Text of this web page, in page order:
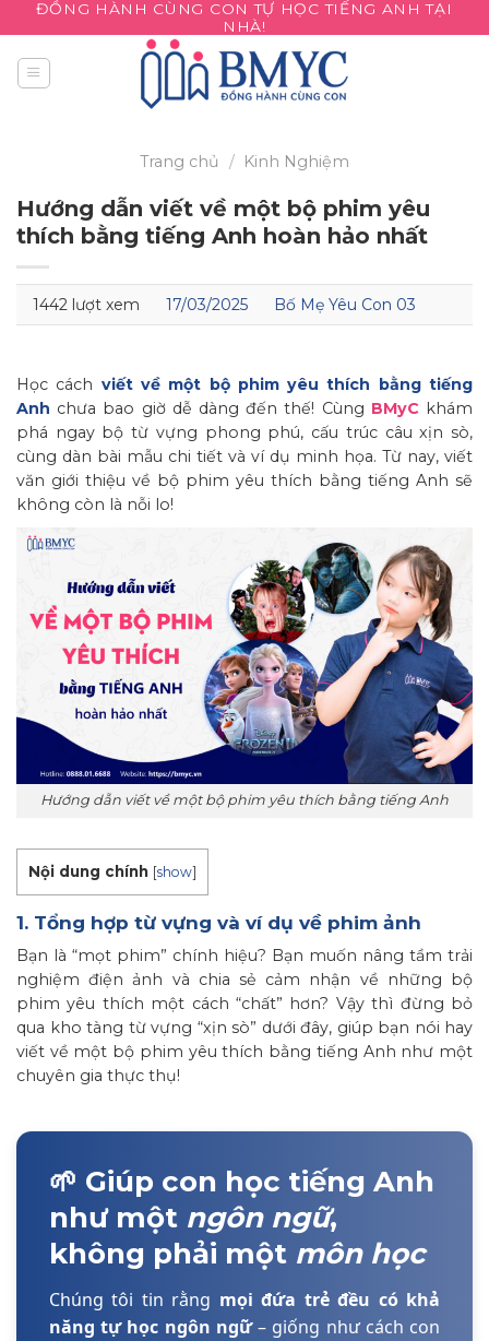
to
content
ĐỒNG HÀNH CÙNG CON TỰ HỌC TIẾNG ANH TẠI
NHÀ!
Trang chủ / Kinh Nghiệm
Hướng dẫn viết về một bộ phim yêu
thích bằng tiếng Anh hoàn hảo nhất
1442 lượt xem 17/03/2025 Bố Mẹ Yêu Con 03
Học cách viết về một bộ phim yêu thích bằng tiếng
Anh chưa bao giờ dễ dàng đến thế! Cùng BMyCkhám
phá ngay bộ từ vựng phong phú, cấu trúc câu xịn sò,
cùng dàn bài mẫu chi tiết và ví dụ minh họa. Từ nay, viết
văn giới thiệu về bộ phim yêu thích bằng tiếng Anh sẽ
không còn là nỗi lo!
Hướng dẫn viết về một bộ phim yêu thích bằng tiếng Anh
Nội dung chính [show]
1. Tổng hợp từ vựng và ví dụ về phim ảnh
Bạn là “mọt phim” chính hiệu? Bạn muốn nâng tầm trải
nghiệm điện ảnh và chia sẻ cảm nhận về những bộ
phim yêu thích một cách “chất” hơn? Vậy thì đừng bỏ
qua kho tàng từ vựng “xịn sò” dưới đây, giúp bạn nói hay
viết về một bộ phim yêu thích bằng tiếng Anh như một
chuyên gia thực thụ!
🌱 Giúp con học tiếng Anh
như một ngôn ngữ,
không phải một môn học
Chúng tôi tin rằng mọi đứa trẻ đều có khả
năng tự học ngôn ngữ– giống như cách con